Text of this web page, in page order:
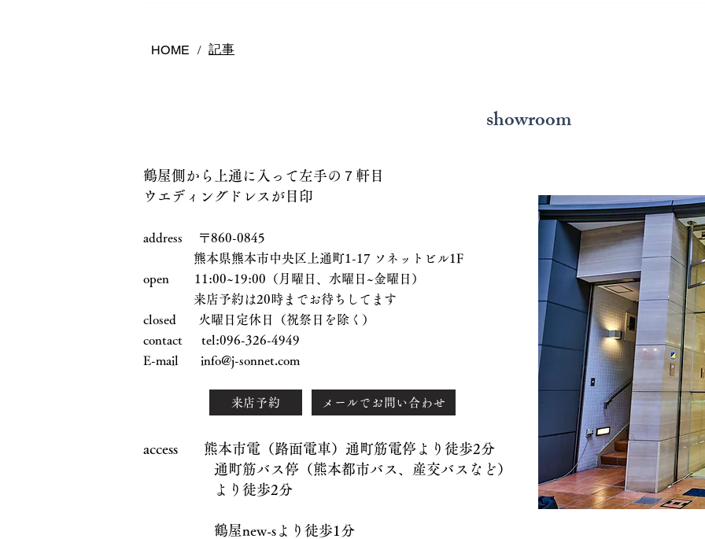
HOME / 記事
showroom
鶴屋側から上通に入って左手の７軒目
ウエディングドレスが目印
address 〒860-0845
熊本県熊本市中央区上通町1-17 ソネットビル1F
open 11:00~19:00（月曜日、水曜日~金曜日）
来店予約は20時までお待ちしてます
closed 火曜日定休日（祝祭日を除く）
contact tel:096-326-4949
E-mail info@j-sonnet.com
来店予約 メールでお問い合わせ
access 熊本市電（路面電車）通町筋電停より徒歩2分
通町筋バス停（熊本都市バス、産交バスなど）
より徒歩2分
鶴屋new-sより徒歩1分